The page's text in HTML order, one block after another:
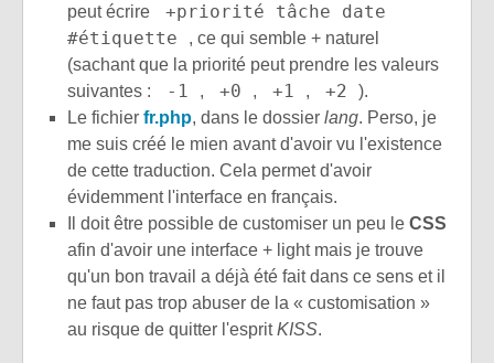
peut écrire
+priorité tâche date
#étiquette
, ce qui semble + naturel
(sachant que la priorité peut prendre les valeurs
suivantes :
-1 , +0 , +1 , +2
).
Le fichier fr.php, dans le dossier lang. Perso, je
me suis créé le mien avant d'avoir vu l'existence
de cette traduction. Cela permet d'avoir
évidemment l'interface en français.
Il doit être possible de customiser un peu le CSS
afin d'avoir une interface + light mais je trouve
qu'un bon travail a déjà été fait dans ce sens et il
ne faut pas trop abuser de la « customisation »
au risque de quitter l'espritKISS.